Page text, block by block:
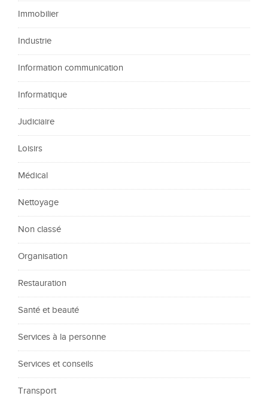
Immobilier
Industrie
Information communication
Informatique
Judiciaire
Loisirs
Médical
Nettoyage
Non classé
Organisation
Restauration
Santé et beauté
Services à la personne
Services et conseils
Transport